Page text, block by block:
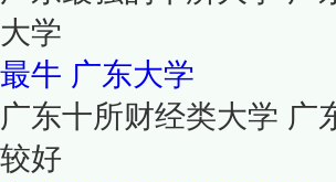
大学
最牛 广东大学
广东十所财经类大学 广
较好